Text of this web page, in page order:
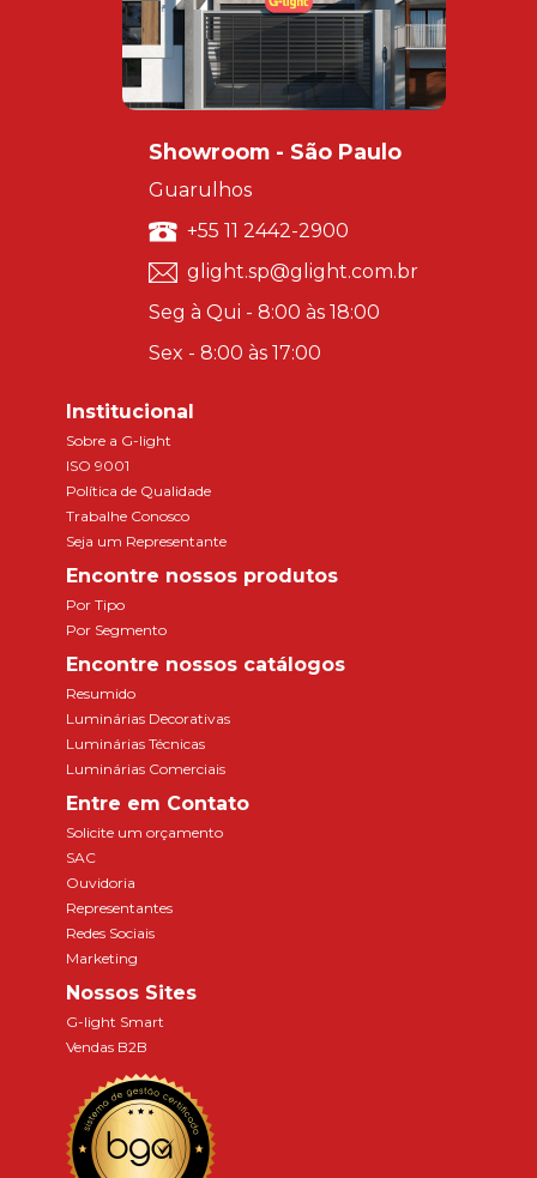
Showroom - São Paulo
Guarulhos
+55 11 2442-2900
glight.sp@glight.com.br
Seg à Qui - 8:00 às 18:00
Sex - 8:00 às 17:00
Institucional
Sobre a G-light
ISO 9001
Política de Qualidade
Trabalhe Conosco
Seja um Representante
Encontre nossos produtos
Por Tipo
Por Segmento
Encontre nossos catálogos
Resumido
Luminárias Decorativas
Luminárias Técnicas
Luminárias Comerciais
Entre em Contato
Solicite um orçamento
SAC
Ouvidoria
Representantes
Redes Sociais
Marketing
Nossos Sites
G-light Smart
Vendas B2B